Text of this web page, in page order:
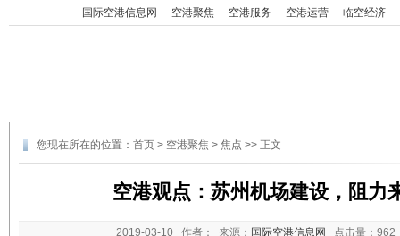
国际空港信息网 - 空港聚焦 - 空港服务 - 空港运营 - 临空经济 -
您现在所在的位置： 首页 > 空港聚焦 > 焦点 >> 正文
空港观点：苏州机场建设，阻力
2019-03-10 作者： 来源： 国际空港信息网 点击量：